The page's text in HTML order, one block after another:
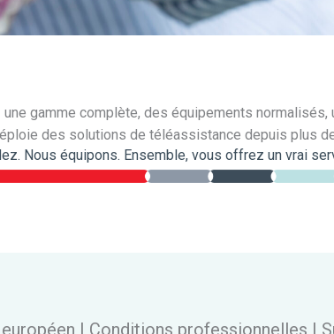
gamme complète, des équipements
des solutions de téléassistance depuis plus
Nous équipons. Ensemble, vous offrez un vrai
| Conditions professionnelles |